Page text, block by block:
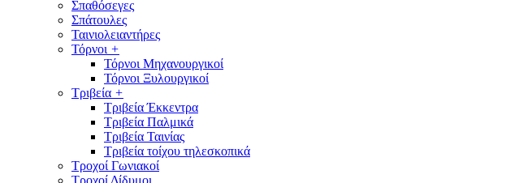
Σπαθόσεγες
Σπάτουλες
Ταινιολειαντήρες
Τόρνοι +
Τόρνοι Μηχανουργικοί
Τόρνοι Ξυλουργικοί
Τριβεία +
Τριβεία Έκκεντρα
Τριβεία Παλμικά
Τριβεία Ταινίας
Τριβεία τοίχου τηλεσκοπικά
Τροχοί Γωνιακοί
Τροχοί Δίδυμοι